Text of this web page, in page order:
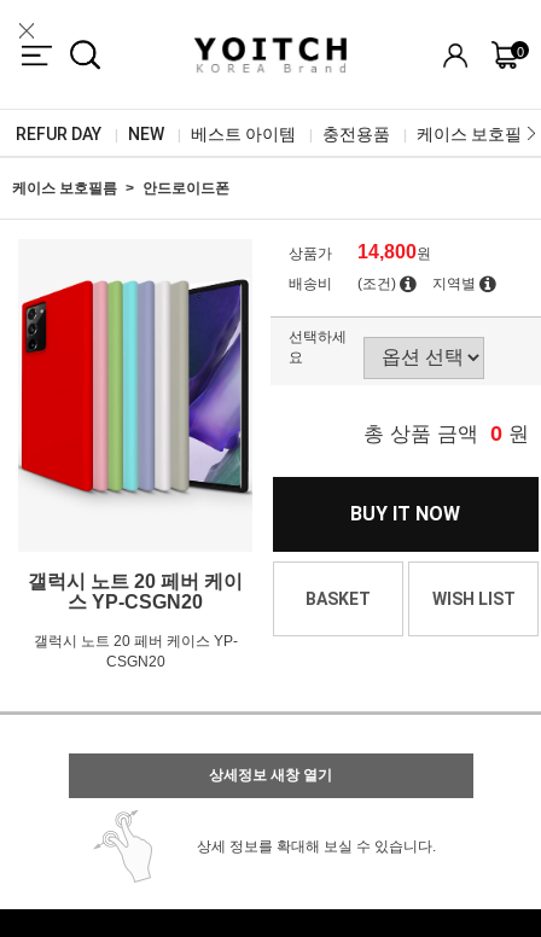
0
REFUR DAY NEW 베스트 아이템 충전용품 케이스 보호필름
케이스 보호필름 안드로이드폰
갤럭시 노트 20 페버 케이
스 YP-CSGN20
갤럭시 노트 20 페버 케이스 YP-
CSGN20
상품가 14,800원
배송비
(조건) 지역별
선택하세
요
총 상품 금액 0 원
BUY IT NOW
BASKET WISH LIST
상세정보 새창 열기
상세 정보를 확대해 보실 수 있습니다.